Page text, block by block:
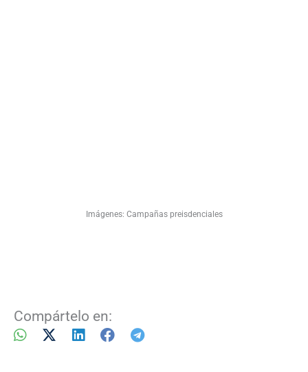
Imágenes: Campañas preisdenciales
Compártelo en: